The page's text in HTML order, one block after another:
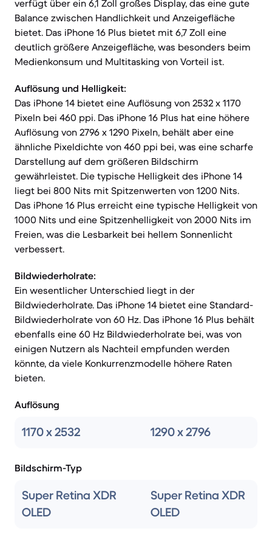
verfügt über ein 6,1 Zoll großes Display, das eine gute
Balance zwischen Handlichkeit und Anzeigefläche
bietet. Das iPhone 16 Plus bietet mit 6,7 Zoll eine
deutlich größere Anzeigefläche, was besonders beim
Medienkonsum und Multitasking von Vorteil ist.
Auflösung und Helligkeit:
Das iPhone 14 bietet eine Auflösung von 2532 x 1170
Pixeln bei 460 ppi. Das iPhone 16 Plus hat eine höhere
Auflösung von 2796 x 1290 Pixeln, behält aber eine
ähnliche Pixeldichte von 460 ppi bei, was eine scharfe
Darstellung auf dem größeren Bildschirm
gewährleistet. Die typische Helligkeit des iPhone 14
liegt bei 800 Nits mit Spitzenwerten von 1200 Nits.
Das iPhone 16 Plus erreicht eine typische Helligkeit von
1000 Nits und eine Spitzenhelligkeit von 2000 Nits im
Freien, was die Lesbarkeit bei hellem Sonnenlicht
verbessert.
Bildwiederholrate:
Ein wesentlicher Unterschied liegt in der
Bildwiederholrate. Das iPhone 14 bietet eine Standard-
Bildwiederholrate von 60 Hz. Das iPhone 16 Plus behält
ebenfalls eine 60 Hz Bildwiederholrate bei, was von
einigen Nutzern als Nachteil empfunden werden
könnte, da viele Konkurrenzmodelle höhere Raten
bieten.
Auflösung
1170 x 2532 1290 x 2796
Bildschirm-Typ
Super Retina XDR
OLED
Super Retina XDR
OLED